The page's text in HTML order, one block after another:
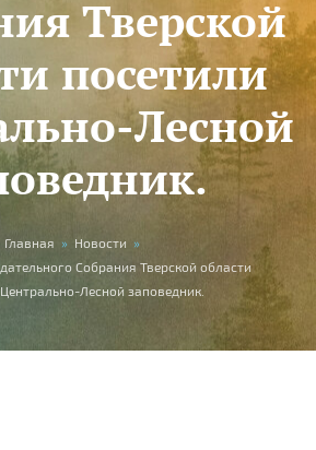
Тверской
посетили
Лесной
Главная » Новости »
Собрания Тверской области
Лесной заповедник.